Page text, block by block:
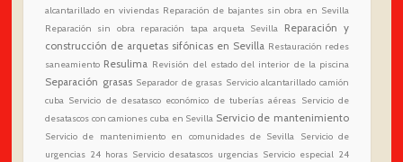
alcantarillado en viviendas Reparación de bajantes sin obra en Sevilla
Reparación sin obra reparación tapa arqueta Sevilla
Reparación y
construcción de arquetas sifónicas en Sevilla Restauración redes
saneamiento Resulima Revisión del estado del interior de la piscina
Separación grasas Separador de grasas Servicio alcantarillado camión
cuba Servicio de desatasco económico de tuberías aéreas Servicio de
desatascos con camiones cuba en Sevilla Servicio de mantenimiento
Servicio de mantenimiento en comunidades de Sevilla
Servicio de
urgencias 24 horas Servicio desatascos urgencias Servicio especial 24